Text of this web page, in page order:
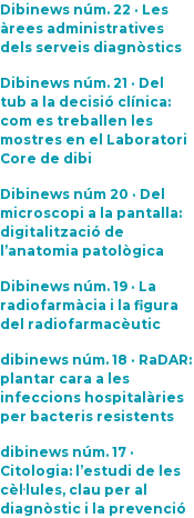
Dibinews núm. 22 · Les
àrees administratives
dels serveis diagnòstics
Dibinews núm. 21 · Del
tub a la decisió clínica:
com es treballen les
mostres en el Laboratori
Core de dibi
Dibinews núm 20 · Del
microscopi a la pantalla:
digitalització de
l’anatomia patològica
Dibinews núm. 19 · La
radiofarmàcia i la figura
del radiofarmacèutic
dibinews núm. 18 · RaDAR:
plantar cara a les
infeccions hospitalàries
per bacteris resistents
dibinews núm. 17 ·
Citologia: l’estudi de les
cèl·lules, clau per al
diagnòstic i la prevenció